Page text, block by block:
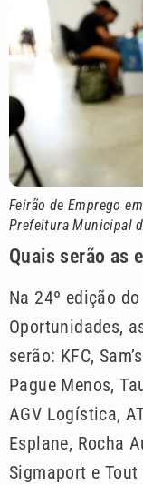
Feirão de Emprego
Prefeitura Municipal
Quais serão as
Na 24º edição
Oportunidades,
serão: KFC,
Pague Menos,
AGV Logística,
Esplane, Rocha
Sigmaport e